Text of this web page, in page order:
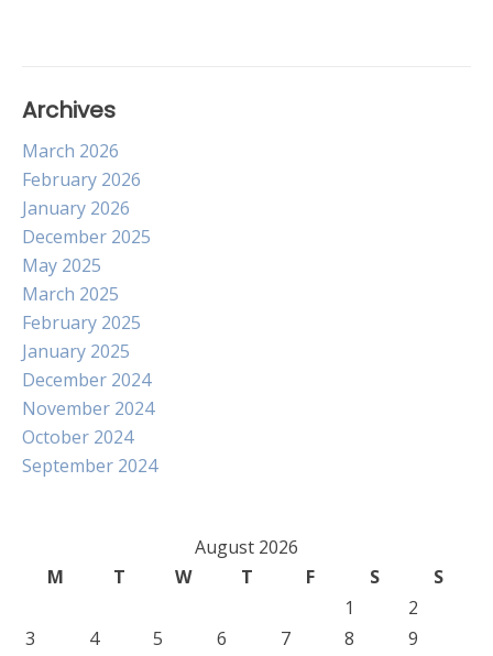
Archives
March 2026
February 2026
January 2026
December 2025
May 2025
March 2025
February 2025
January 2025
December 2024
November 2024
October 2024
September 2024
August 2026
M
T W T F S
S
1
2
3
4 5 6 7 8
9